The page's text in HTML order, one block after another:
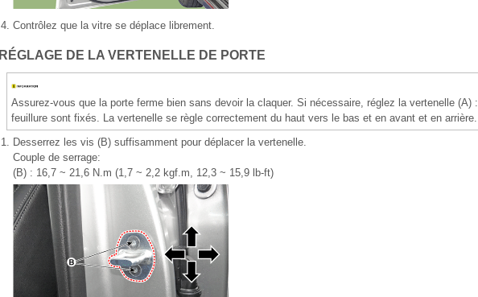
4. Contrôlez que la vitre se déplace librement.
RÉGLAGE DE LA VERTENELLE DE PORTE
Assurez-vous que la porte ferme bien sans devoir la claquer. Si nécessaire, réglez la vertenelle (A)
feuillure sont fixés. La vertenelle se règle correctement du haut vers le bas et en avant et en arrière.
1. Desserrez les vis (B) suffisamment pour déplacer la vertenelle.
Couple de serrage:
(B) : 16,7 ~ 21,6 N.m (1,7 ~ 2,2 kgf.m, 12,3 ~ 15,9 lb-ft)